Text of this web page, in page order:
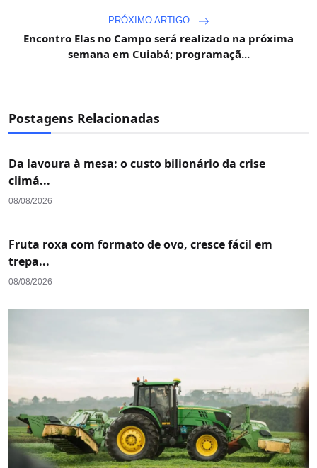
PRÓXIMO ARTIGO
Encontro Elas no Campo será realizado na próxima
semana em Cuiabá; programaçã...
Postagens Relacionadas
Da lavoura à mesa: o custo bilionário da crise
climá...
08/08/2026
Fruta roxa com formato de ovo, cresce fácil em
trepa...
08/08/2026